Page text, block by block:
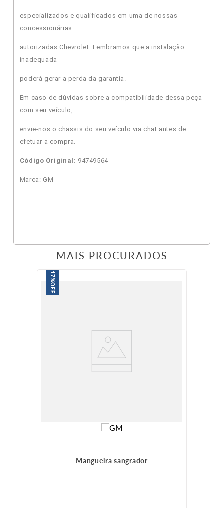
especializados e qualificados em uma de nossas
concessionárias
autorizadas Chevrolet. Lembramos que a instalação
inadequada
poderá gerar a perda da garantia.
Em caso de dúvidas sobre a compatibilidade dessa peça
com seu veículo,
envie-nos o chassis do seu veículo via chat antes de
efetuar a compra.
Código Original: 94749564
Marca: GM
MAIS PROCURADOS
17%
OFF
Mangueira sangrador